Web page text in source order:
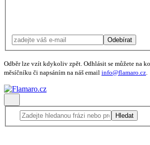
Odebírat
Odběr lze vzít kdykoliv zpět. Odhlásit se můžete na
měsíčníku či napsáním na náš email info@flamaro.cz.
Hledat